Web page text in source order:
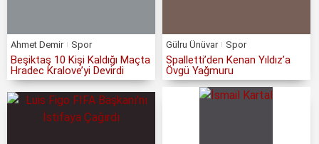
Ahmet Demir Spor
Beşiktaş 10 Kişi Kaldığı Maçta
Hradec Kralove’yi Devirdi
Gülru Ünüvar Spor
Spalletti’den Kenan Yıldız’a
Övgü Yağmuru